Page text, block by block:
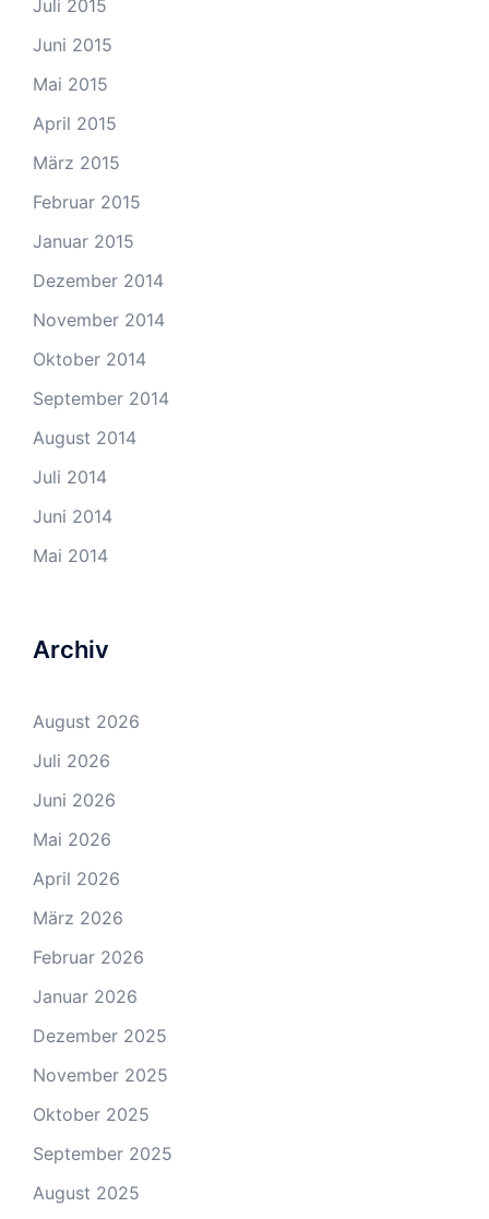
Juli 2015
Juni 2015
Mai 2015
April 2015
März 2015
Februar 2015
Januar 2015
Dezember 2014
November 2014
Oktober 2014
September 2014
August 2014
Juli 2014
Juni 2014
Mai 2014
Archiv
August 2026
Juli 2026
Juni 2026
Mai 2026
April 2026
März 2026
Februar 2026
Januar 2026
Dezember 2025
November 2025
Oktober 2025
September 2025
August 2025